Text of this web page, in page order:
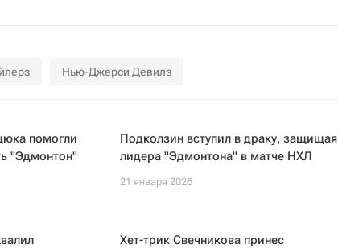
Нью-Джерси Девилз
помогли
"Эдмонтон"
Подколзин вступил в драку, защищая
лидера "Эдмонтона" в матче НХЛ
21 января 2026
Хет-трик Свечникова принес